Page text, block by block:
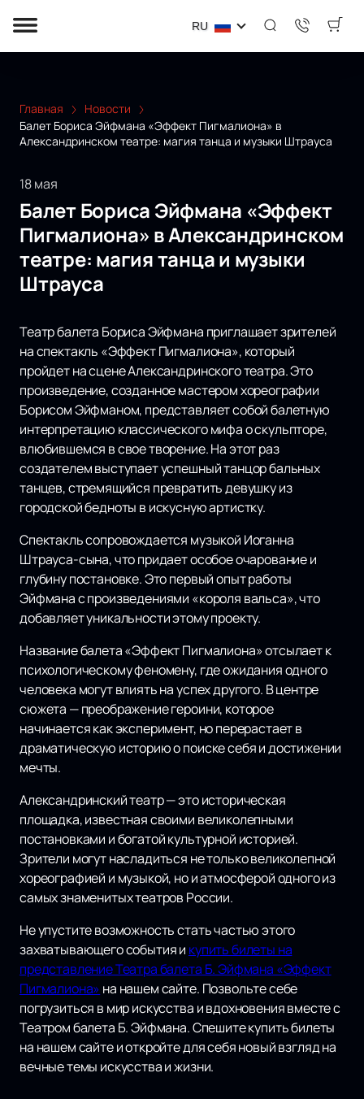
RU
Главная
Новости
Балет Бориса Эйфмана «Эффект Пигмалиона» в
Александринском театре: магия танца и музыки Штрауса
18 мая
Балет Бориса Эйфмана «Эффект
Пигмалиона» в Александринском
театре: магия танца и музыки
Штрауса
Театр балета Бориса Эйфмана приглашает зрителей
на спектакль «Эффект Пигмалиона», который
пройдет на сцене Александринского театра. Это
произведение, созданное мастером хореографии
Борисом Эйфманом, представляет собой балетную
интерпретацию классического мифа о скульпторе,
влюбившемся в свое творение. На этот раз
создателем выступает успешный танцор бальных
танцев, стремящийся превратить девушку из
городской бедноты в искусную артистку.
Спектакль сопровождается музыкой Иоганна
Штрауса-сына, что придает особое очарование и
глубину постановке. Это первый опыт работы
Эйфмана с произведениями «короля вальса», что
добавляет уникальности этому проекту.
Название балета «Эффект Пигмалиона» отсылает к
психологическому феномену, где ожидания одного
человека могут влиять на успех другого. В центре
сюжета — преображение героини, которое
начинается как эксперимент, но перерастает в
драматическую историю о поиске себя и достижении
мечты.
Александринский театр — это историческая
площадка, известная своими великолепными
постановками и богатой культурной историей.
Зрители могут насладиться не только великолепной
хореографией и музыкой, но и атмосферой одного из
самых знаменитых театров России.
Не упустите возможность стать частью этого
захватывающего события и купить билеты на
представление Театра балета Б. Эйфмана «Эффект
Пигмалиона» на нашем сайте. Позвольте себе
погрузиться в мир искусства и вдохновения вместе с
Театром балета Б. Эйфмана. Спешите купить билеты
на нашем сайте и откройте для себя новый взгляд на
вечные темы искусства и жизни.